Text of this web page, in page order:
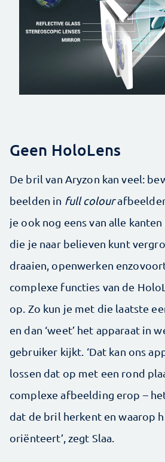
Geen HoloLens
De bril van Aryzon kan veel:
beelden in full colour
je ook nog eens van alle
die je naar believen kunt
draaien, openwerken
complexe functies van de
op. Zo kun je met die laatste
en dan ‘weet’ het apparaat in
gebruiker kijkt. ‘Dat kan ons
lossen dat op met een rond
complexe afbeelding erop –
dat de bril herkent en waarop
oriënteert’, zegt Slaa.